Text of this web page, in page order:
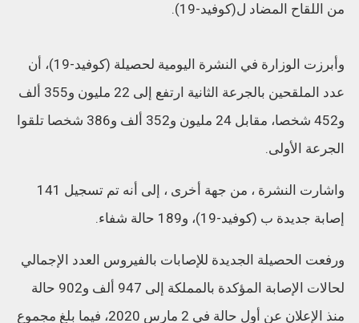
من اللقاح المضاد ل(كوفيد-19).
وأبرزت الوزارة في النشرة اليومية لحصيلة (كوفيد-19)، أن
عدد الملقحين بالجرعة الثانية ارتفع إلى 22 مليون و355 ألف
و452 شخصا، مقابل 24 مليون و352 ألف و386 شخصا تلقوا
الجرعة الأولى.
واشارت النشرة ، من جهة أخرى ، إلى أنه تم تسجيل 141
إصابة جديدة ب (كوفيد-19)، و189 حالة شفاء.
ورفعت الحصيلة الجديدة للإصابات بالفيروس العدد الإجمالي
لحالات الإصابة المؤكدة بالمملكة إلى 947 ألف و902 حالة
منذ الإعلان عن أول حالة في 2 مارس 2020، فيما بلغ مجموع